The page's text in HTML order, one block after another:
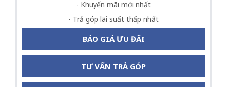
- Khuyến mãi mới nhất
- Trả góp lãi suất thấp nhất
BÁO GIÁ ƯU ĐÃI
TƯ VẤN TRẢ GÓP